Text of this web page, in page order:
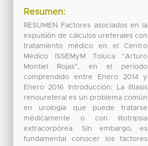
Resumen:
RESUMEN Factores asociados en la
expulsión de cálculos ureterales con
tratamiento médico en el Centro
Médico ISSEMyM Toluca “Arturo
Montiel Rojas”, en el periodo
comprendido entre Enero 2014 y
Enero 2016 Introducción: La litiasis
renoureteral es un problema común
en urología que puede tratarse
médicamente o con litotripsia
extracorpórea. Sin embargo, es
fundamental conocer los factores